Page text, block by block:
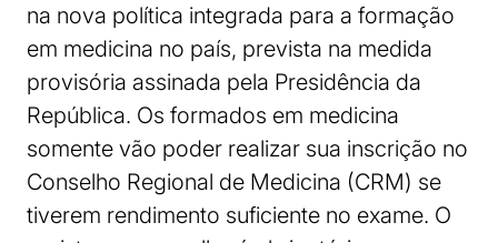
na nova política integrada para a formação
em medicina no país, prevista na medida
provisória assinada pela Presidência da
República. Os formados em medicina
somente vão poder realizar sua inscrição no
Conselho Regional de Medicina (CRM) se
tiverem rendimento suficiente no exame. O